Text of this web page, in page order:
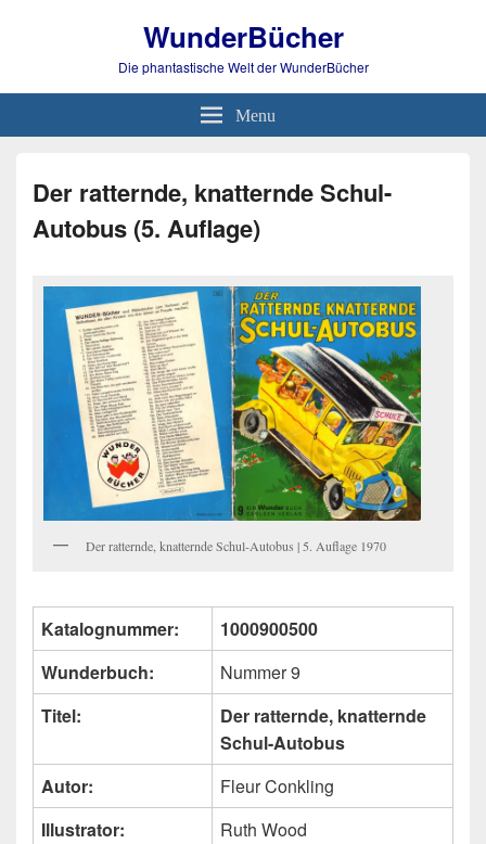
WunderBücher
Die phantastische Welt der WunderBücher
Menu
Der ratternde, knatternde Schul-
Autobus (5. Auflage)
Der ratternde, knatternde Schul-Autobus | 5. Auflage 1970
Katalognummer:
1000900500
Wunderbuch:
Nummer 9
Titel:
Der ratternde, knatternde
Schul-Autobus
Autor:
Fleur Conkling
Illustrator:
Ruth Wood